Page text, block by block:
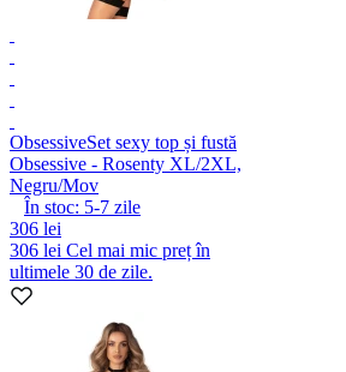
ObsessiveSet sexy top și fustă
Obsessive - Rosenty XL/2XL,
Negru/Mov
În stoc: 5-7 zile
306 lei
306 lei Cel mai mic preț în
ultimele 30 de zile.